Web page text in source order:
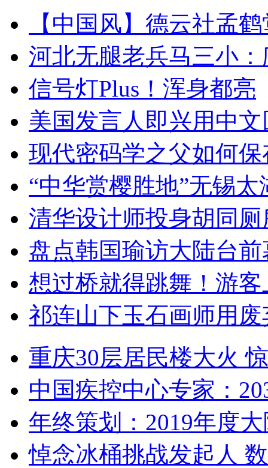
【中国风】德云社孟
河北无腿老兵马三小
信号灯Plus！浑身都亮
美国发言人即兴用中
现代密码学之父如何
“中华赏樱胜地”无锡
清华设计师投身胡同
盘点韩国瑜访大陆台
想过桥就得跳舞！游客
祁连山下玉石画师用
重庆30层居民楼大火
中国疾控中心专家：
年终策划：2019年度
悼念冰桶挑战发起人